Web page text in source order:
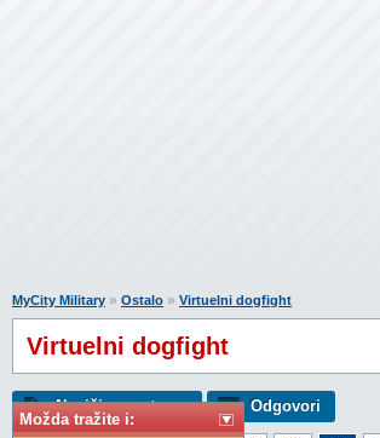
Možda tražite i:
MyCity Military » Ostalo » Virtuelni dogfight
Virtuelni dogfight
Napiši novu temu Odgovori